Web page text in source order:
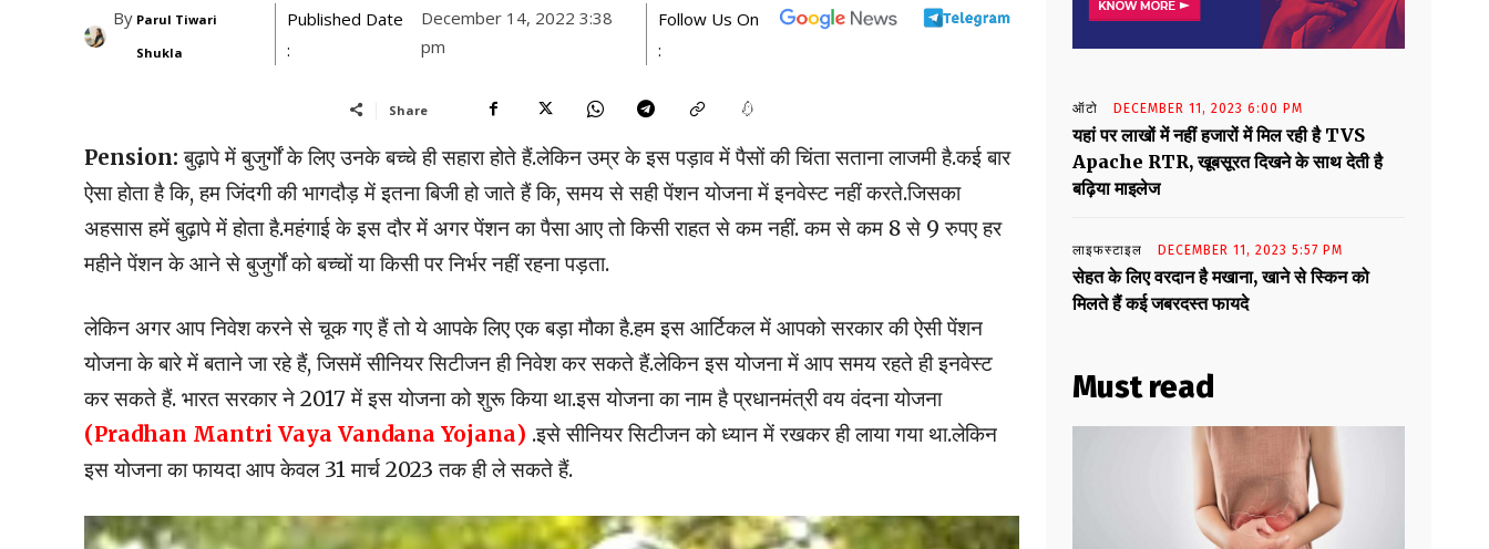
By Parul Tiwari
Shukla
Published Date
:
December 14, 2022 3:38
pm
Follow Us On
:
Share
Pension: बुढ़ापे में बुजुर्गों के लिए उनके बच्चे ही सहारा होते हैं.लेकिन उम्र के इस पड़ाव में पैसों की चिंता सताना लाजमी है.कई बार
ऐसा होता है कि, हम जिंदगी की भागदौड़ में इतना बिजी हो जाते हैं कि, समय से सही पेंशन योजना में इनवेस्ट नहीं करते.जिसका
अहसास हमें बुढ़ापे में होता है.महंगाई के इस दौर में अगर पेंशन का पैसा आए तो किसी राहत से कम नहीं. कम से कम 8 से 9 रुपए हर
महीने पेंशन के आने से बुजुर्गों को बच्चों या किसी पर निर्भर नहीं रहना पड़ता.
लेकिन अगर आप निवेश करने से चूक गए हैं तो ये आपके लिए एक बड़ा मौका है.हम इस आर्टिकल में आपको सरकार की ऐसी पेंशन
योजना के बारे में बताने जा रहे हैं, जिसमें सीनियर सिटीजन ही निवेश कर सकते हैं.लेकिन इस योजना में आप समय रहते ही इनवेस्ट
कर सकते हैं. भारत सरकार ने 2017 में इस योजना को शुरू किया था.इस योजना का नाम है प्रधानमंत्री वय वंदना योजना
(Pradhan Mantri Vaya Vandana Yojana) .इसे सीनियर सिटीजन को ध्यान में रखकर ही लाया गया था.लेकिन
इस योजना का फायदा आप केवल 31 मार्च 2023 तक ही ले सकते हैं.
ऑटो DECEMBER 11, 2023 6:00 PM
यहां पर लाखों में नहीं हजारों में मिल रही है TVS
Apache RTR, खूबसूरत दिखने के साथ देती है
बढ़िया माइलेज
लाइफस्टाइल DECEMBER 11, 2023 5:57 PM
सेहत के लिए वरदान है मखाना, खाने से स्किन को
मिलते हैं कई जबरदस्त फायदे
Must read